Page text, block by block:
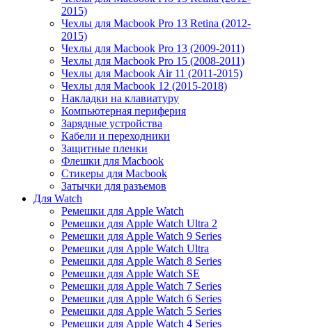
2015)
Чехлы для Macbook Pro 13 Retina (2012-
2015)
Чехлы для Macbook Pro 13 (2009-2011)
Чехлы для Macbook Pro 15 (2008-2011)
Чехлы для Macbook Air 11 (2011-2015)
Чехлы для Macbook 12 (2015-2018)
Накладки на клавиатуру
Компьютерная периферия
Зарядные устройства
Кабели и переходники
Защитные пленки
Флешки для Macbook
Стикеры для Macbook
Затычки для разъемов
Для Watch
Ремешки для Apple Watch
Ремешки для Apple Watch Ultra 2
Ремешки для Apple Watch 9 Series
Ремешки для Apple Watch Ultra
Ремешки для Apple Watch 8 Series
Ремешки для Apple Watch SE
Ремешки для Apple Watch 7 Series
Ремешки для Apple Watch 6 Series
Ремешки для Apple Watch 5 Series
Ремешки для Apple Watch 4 Series